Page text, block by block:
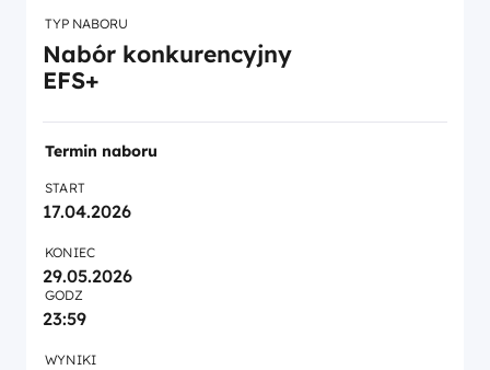
TYP NABORU
Nabór konkurencyjny
EFS+
Termin naboru
START
17.04.2026
KONIEC
29.05.2026
GODZ
23:59
WYNIKI